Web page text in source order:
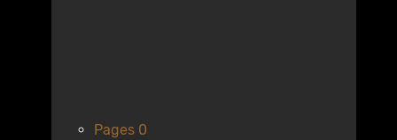
Pages 0